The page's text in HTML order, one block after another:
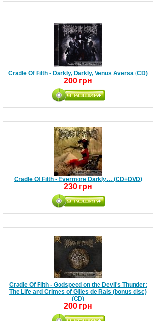
Cradle Of Filth - Darkly, Darkly, Venus Aversa (CD)
200 грн
Cradle Of Filth - Evermore Darkly… (CD+DVD)
230 грн
Cradle Of Filth - Godspeed on the Devil's Thunder:
The Life and Crimes of Gilles de Rais (bonus disc)
(CD)
200 грн